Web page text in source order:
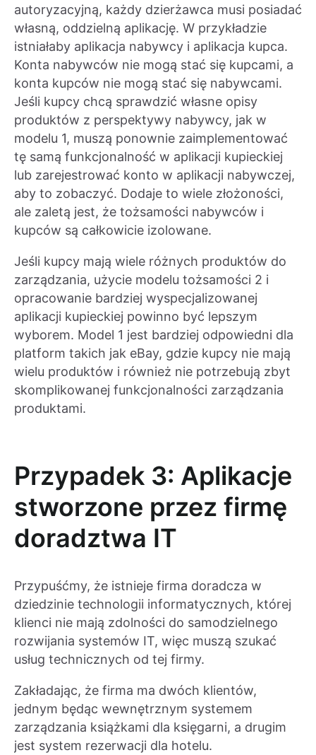
autoryzacyjną, każdy dzierżawca musi posiadać
własną, oddzielną aplikację. W przykładzie
istniałaby aplikacja nabywcy i aplikacja kupca.
Konta nabywców nie mogą stać się kupcami, a
konta kupców nie mogą stać się nabywcami.
Jeśli kupcy chcą sprawdzić własne opisy
produktów z perspektywy nabywcy, jak w
modelu 1, muszą ponownie zaimplementować
tę samą funkcjonalność w aplikacji kupieckiej
lub zarejestrować konto w aplikacji nabywczej,
aby to zobaczyć. Dodaje to wiele złożoności,
ale zaletą jest, że tożsamości nabywców i
kupców są całkowicie izolowane.
Jeśli kupcy mają wiele różnych produktów do
zarządzania, użycie modelu tożsamości 2 i
opracowanie bardziej wyspecjalizowanej
aplikacji kupieckiej powinno być lepszym
wyborem. Model 1 jest bardziej odpowiedni dla
platform takich jak eBay, gdzie kupcy nie mają
wielu produktów i również nie potrzebują zbyt
skomplikowanej funkcjonalności zarządzania
produktami.
Przypadek 3: Aplikacje
stworzone przez firmę
doradztwa IT
Przypuśćmy, że istnieje firma doradcza w
dziedzinie technologii informatycznych, której
klienci nie mają zdolności do samodzielnego
rozwijania systemów IT, więc muszą szukać
usług technicznych od tej firmy.
Zakładając, że firma ma dwóch klientów,
jednym będąc wewnętrznym systemem
zarządzania książkami dla księgarni, a drugim
jest system rezerwacji dla hotelu.